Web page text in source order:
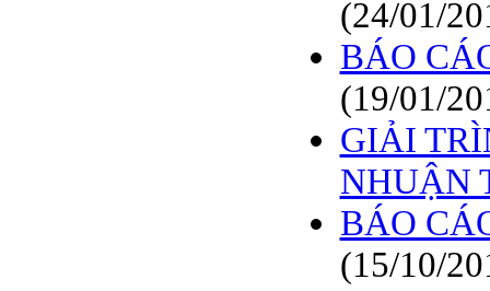
(24/01/
BÁO
(19/01/
GIẢI
NHUẬN
BÁO
(15/10/